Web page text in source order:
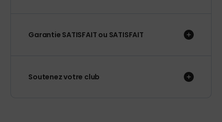
Garantie SATISFAIT ou SATISFAIT
Soutenez votre club